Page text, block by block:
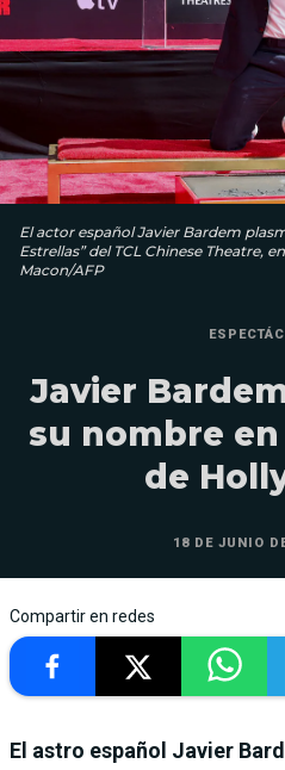
El actor español Javier Bardem
Estrellas” del TCL Chinese Theatre,
Macon/AFP
Javier
su nombre
de
18 DE JUNIO
Compartir en redes
El astro español Javier